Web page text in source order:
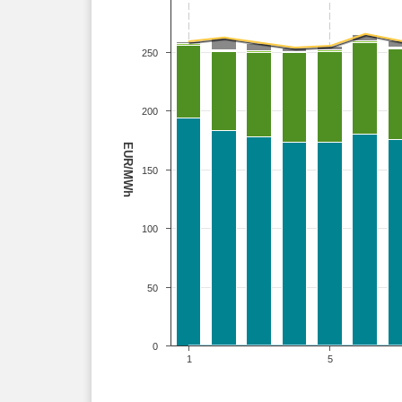
EUR/MWh
1 5
0
50
100
150
200
250